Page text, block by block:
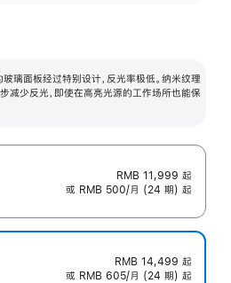
玻璃面板经过特别设计，反光率极低。纳米纹理
减少反光，即使在高亮光源的工作场所也能保
RMB 11,999 起
或 RMB 500/月 (24 期) 起
RMB 14,499 起
或 RMB 605/月 (24 期) 起